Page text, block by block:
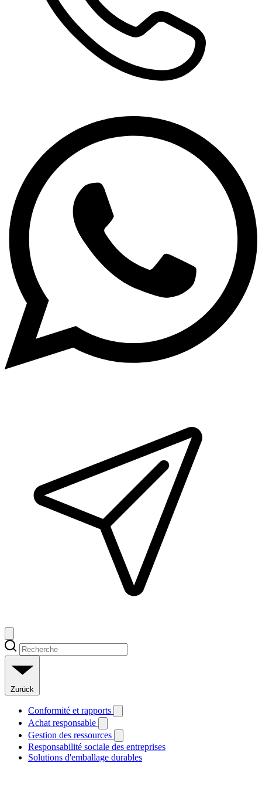
Zurück
Conformité et rapports
Achat responsable
Gestion des ressources
Responsabilité sociale des entreprises
Solutions d'emballage durables